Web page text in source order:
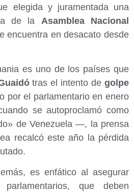
elegida y juramentada una
de la Asamblea Nacional
encuentra en desacato desde
es uno de los países que
tras el intento de golpe
por el parlamentario en enero
se autoproclamó como
de Venezuela —, la prensa
recalcó este año la pérdida
es enfático al asegurar
que deben